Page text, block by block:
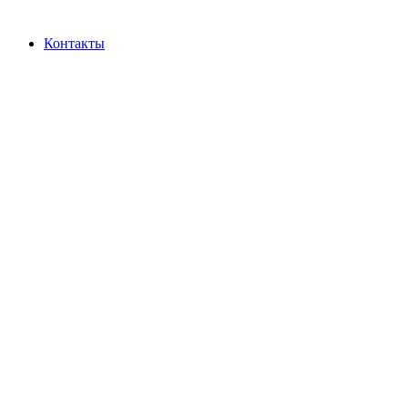
Контакты